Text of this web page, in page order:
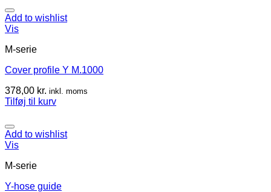
Add to wishlist
Vis
M-serie
Cover profile Y M.1000
378,00 kr. inkl. moms
Tilføj til kurv
Add to wishlist
Vis
M-serie
Y-hose guide